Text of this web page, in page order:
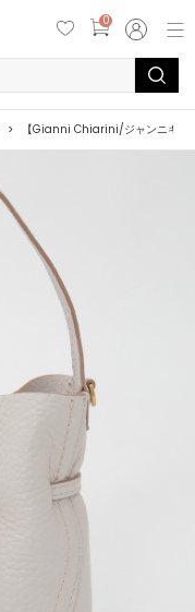
0
【Gianni Chiarini/ジャンニキャ